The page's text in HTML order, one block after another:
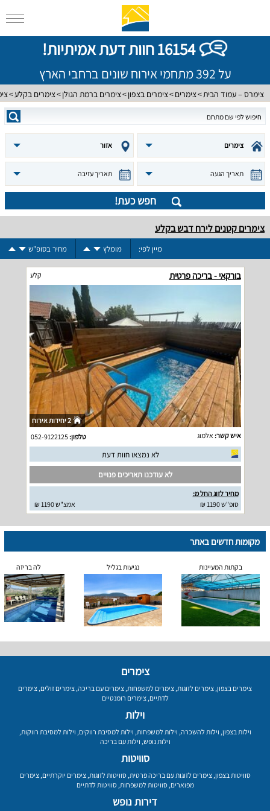
16154 חוות דעת אמיתיות!
על 392 מתחמי אירוח שונים ברחבי הארץ
צימרס – עמוד הבית צימרים צימרים בצפון צימרים ברמת הגולן צימרים בקלע
צימרים אזור
תאריך הגעה תאריך עזיבה
חפש כעת!
צימרים קטנים לירח דבש בקלע
מיין לפי: מומלץ מחיר בסופ"ש
בורקאי - בריכה פרטית קלע
2 יחידות אירוח
איש קשר: אלמוג טלפון:052-9122125
לא נמצאו חוות דעת
לא עודכנו תאריכים פנויים
מחיר לזוג החל מ:
סופ"ש 1190 ₪
אמצ"ש 1190 ₪
מקומות חדשים באתר
בקתות המעיינות נגיעות בגליל לה בריזה
צימרים
צימרים בצפון, צימרים לזוגות, צימרים למשפחות, צימרים עם בריכה, צימרים זולים, צימרים
לדתיים,צימרים רומנטיים
וילות
וילות בצפון, וילות להשכרה, וילות למשפחות, וילות למסיבת רווקים, וילות למסיבת רווקות,
וילות נופש, וילות עם בריכה
סוויטות
סוויטות בצפון,צימרים לזוגות עם בריכה פרטית,סוויטות לזוגות,צימרים יוקרתיים,צימרים
מפוארים,סוויטות למשפחות,סוויטות לדתיים
דירות נופש